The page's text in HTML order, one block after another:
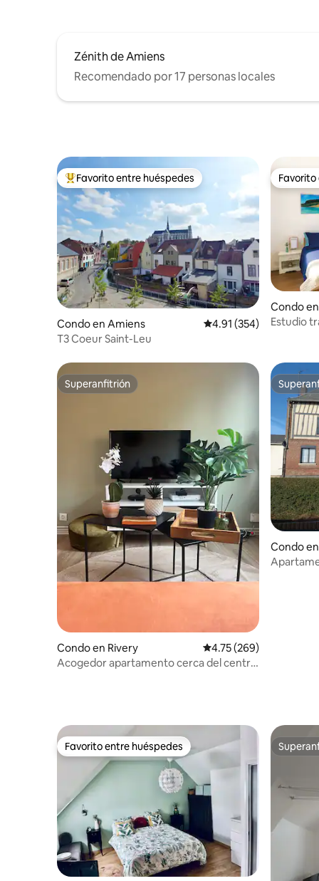
Zénith de Amiens
Recomendado por 17 personas locales
Favorito entre huéspedes preferido
Favorito entre huéspedes
Condo en Amiens Calificación promedio:
4.91 (354)
T3 Coeur Saint-Leu
Condo
Estudio
Superanfitrión
Superanfitrión
Condo en Rivery Calificación promedio:
4.75 (269)
Acogedor apartamento cerca del centro
Condo
Favorito entre huéspedes
Favorito entre huéspedes